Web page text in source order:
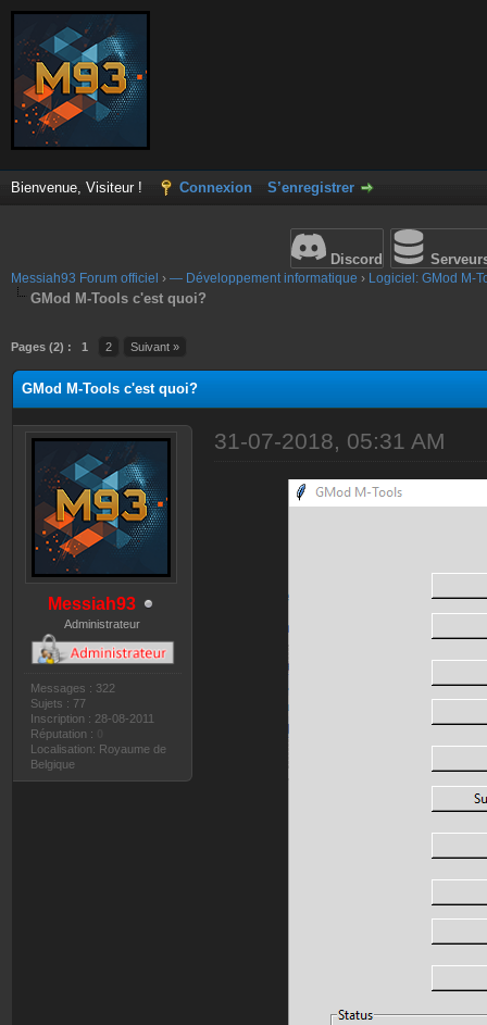
Bienvenue, Visiteur ! Connexion S’enregistrer
Discord
Messiah93 Forum officiel › — Développement informatique › Logiciel: GMod M-
GMod M-Tools c'est quoi?
Pages (2) : 1 2 Suivant »
GMod M-Tools c'est quoi?
Messiah93
Administrateur
Messages : 322
Sujets : 77
Inscription : 28-08-2011
Réputation :
Localisation: Royaume de
Belgique
31-07-2018, 05:31 AM